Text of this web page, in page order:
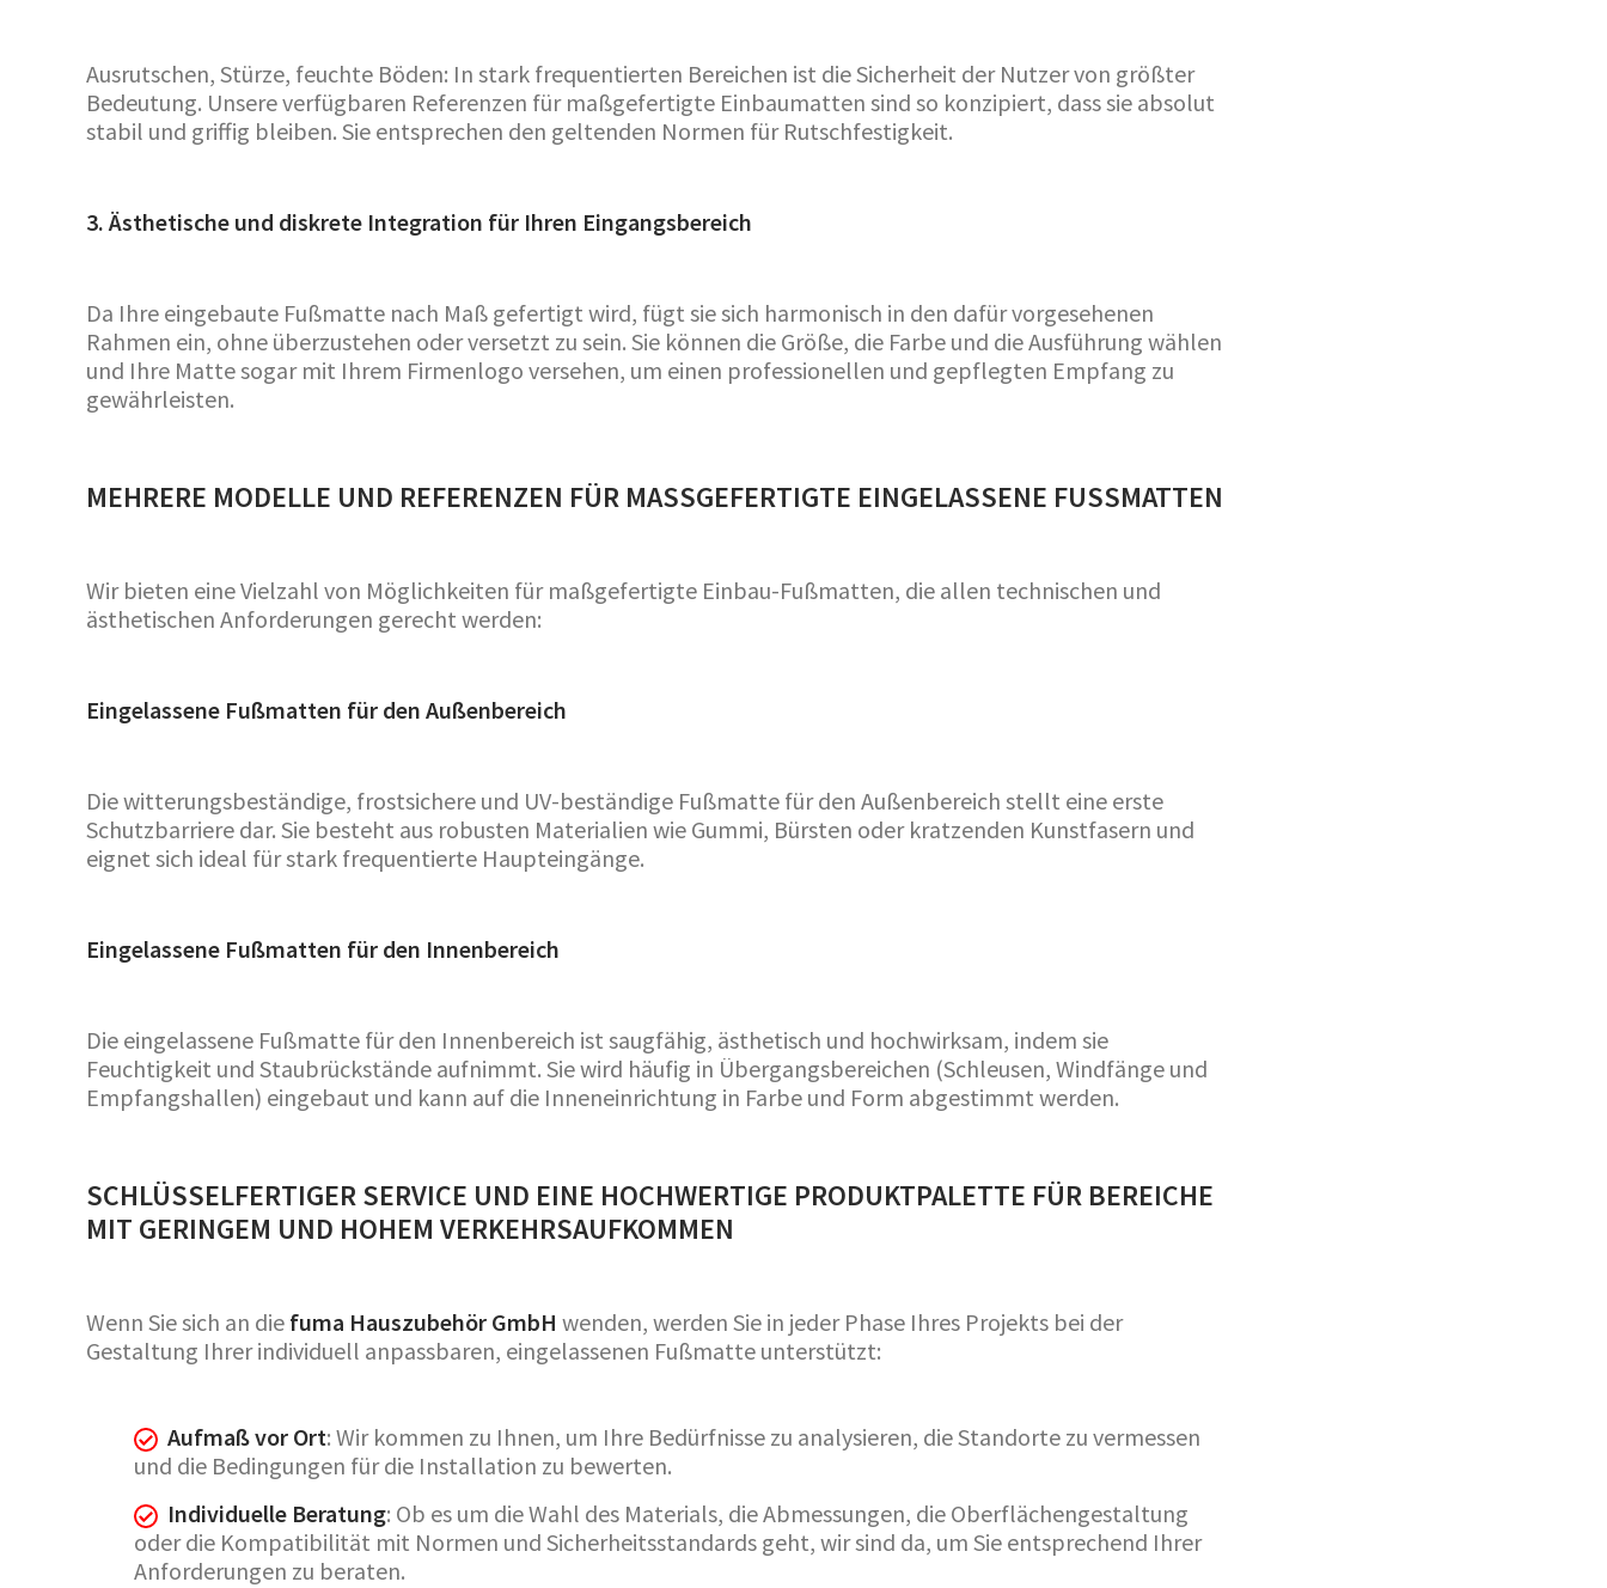
Ausrutschen, Stürze, feuchte Böden: In stark frequentierten Bereichen ist die Sicherheit der Nutzer von größter
Bedeutung. Unsere verfügbaren Referenzen für maßgefertigte Einbaumatten sind so konzipiert, dass sie absolut
stabil und griffig bleiben. Sie entsprechen den geltenden Normen für Rutschfestigkeit.
3. Ästhetische und diskrete Integration für Ihren Eingangsbereich
Da Ihre eingebaute Fußmatte nach Maß gefertigt wird, fügt sie sich harmonisch in den dafür vorgesehenen
Rahmen ein, ohne überzustehen oder versetzt zu sein. Sie können die Größe, die Farbe und die Ausführung wählen
und Ihre Matte sogar mit Ihrem Firmenlogo versehen, um einen professionellen und gepflegten Empfang zu
gewährleisten.
MEHRERE MODELLE UND REFERENZEN FÜR MASSGEFERTIGTE EINGELASSENE FUSSMATTEN
Wir bieten eine Vielzahl von Möglichkeiten für maßgefertigte Einbau-Fußmatten, die allen technischen und
ästhetischen Anforderungen gerecht werden:
Eingelassene Fußmatten für den Außenbereich
Die witterungsbeständige, frostsichere und UV-beständige Fußmatte für den Außenbereich stellt eine erste
Schutzbarriere dar. Sie besteht aus robusten Materialien wie Gummi, Bürsten oder kratzenden Kunstfasern und
eignet sich ideal für stark frequentierte Haupteingänge.
Eingelassene Fußmatten für den Innenbereich
Die eingelassene Fußmatte für den Innenbereich ist saugfähig, ästhetisch und hochwirksam, indem sie
Feuchtigkeit und Staubrückstände aufnimmt. Sie wird häufig in Übergangsbereichen (Schleusen, Windfänge und
Empfangshallen) eingebaut und kann auf die Inneneinrichtung in Farbe und Form abgestimmt werden.
SCHLÜSSELFERTIGER SERVICE UND EINE HOCHWERTIGE PRODUKTPALETTE FÜR BEREICHE
MIT GERINGEM UND HOHEM VERKEHRSAUFKOMMEN
Wenn Sie sich an die fuma Hauszubehör GmbH wenden, werden Sie in jeder Phase Ihres Projekts bei der
Gestaltung Ihrer individuell anpassbaren, eingelassenen Fußmatte unterstützt:
Aufmaß vor Ort: Wir kommen zu Ihnen, um Ihre Bedürfnisse zu analysieren, die Standorte zu vermessen
und die Bedingungen für die Installation zu bewerten.
Individuelle Beratung: Ob es um die Wahl des Materials, die Abmessungen, die Oberflächengestaltung
oder die Kompatibilität mit Normen und Sicherheitsstandards geht, wir sind da, um Sie entsprechend Ihrer
Anforderungen zu beraten.